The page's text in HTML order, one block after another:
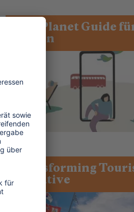
One Planet Guide
Reisen
Transforming
Initiative